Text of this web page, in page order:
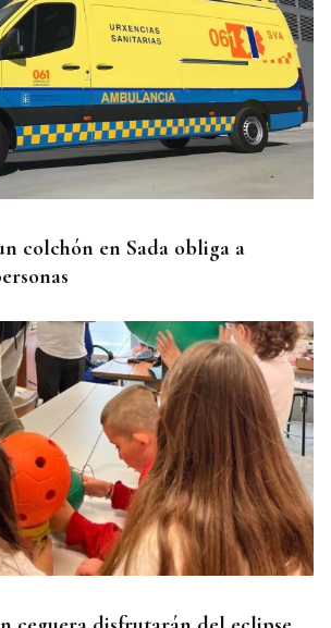
colchón en Sada obliga a